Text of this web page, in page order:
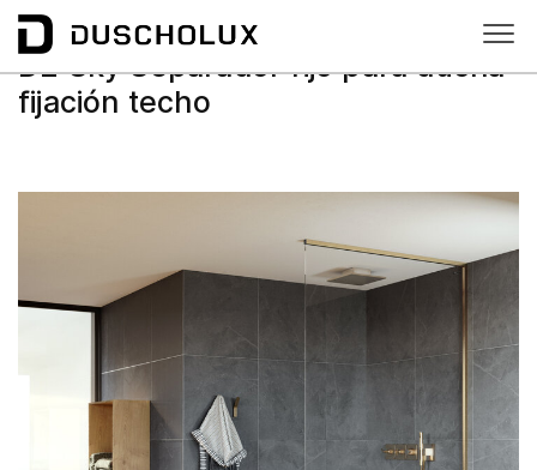
D2 Sky
D2 Sky Separador fijo para ducha
fijación techo